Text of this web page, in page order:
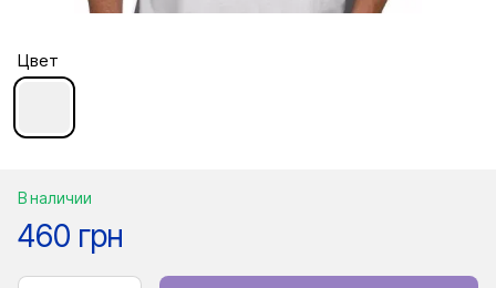
Цвет
В наличии
460 грн